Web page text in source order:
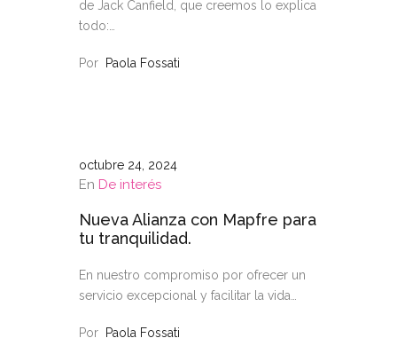
de Jack Canfield, que creemos lo explica
todo:…
Por Paola Fossati
octubre 24, 2024
En De interés
Nueva Alianza con Mapfre para
tu tranquilidad.
En nuestro compromiso por ofrecer un
servicio excepcional y facilitar la vida…
Por Paola Fossati